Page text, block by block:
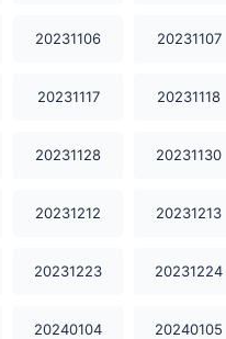
20231106 20231107
20231117 20231118
20231128 20231130
20231212 20231213
20231223 20231224
20240104 20240105